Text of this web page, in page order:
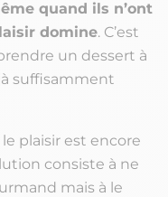
quand ils n’ont
domine. C’est
un dessert à
suffisamment
plaisir est encore
consiste à ne
mais à le